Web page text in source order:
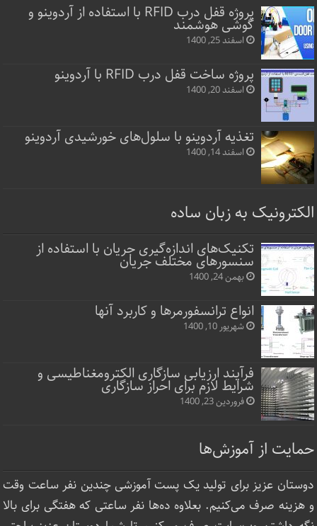
پروژه قفل‌ درب RFID با استفاده از آردوینو و
گوشی هوشمند
اسفند 25, 1400
پروژه ساخت قفل‌ درب RFID با آردوینو
اسفند 20, 1400
تغذیه آردوینو با سلول‌های خورشیدی آردوینو
اسفند 14, 1400
الکترونیک به زبان ساده
تکنیک‌های اندازه‌گیری جریان با استفاده از
سنسورهای مختلف جریان
بهمن 24, 1400
انواع ترانسفورمرها و کاربرد آنها
شهریور 10, 1400
فرآیند ارزیابی سازگاری الکترومغناطیسی و
شرایط لازم برای احراز سازگاری
فروردین 23, 1400
حمایت از آموزش‌ها
دوستان عزیز برای تولید یک پست آموزشی چندین نفر ساعت‌ وقت
و هزینه صرف می‌کنیم. بعلاوه ده‌ها نفر ساعتی که هفتگی برای بالا